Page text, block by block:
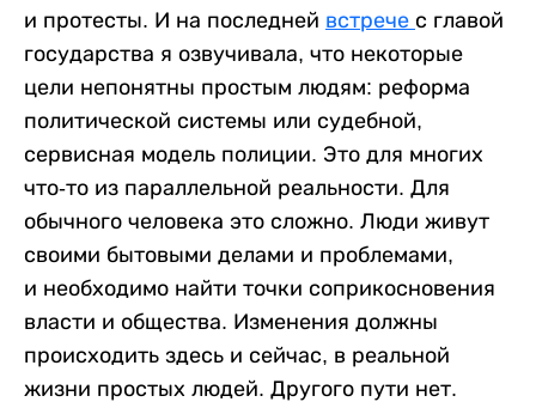
и протесты. И на последней встрече с главой
государства я озвучивала, что некоторые
цели непонятны простым людям: реформа
политической системы или судебной,
сервисная модель полиции. Это для многих
что-то из параллельной реальности. Для
обычного человека это сложно. Люди живут
своими бытовыми делами и проблемами,
и необходимо найти точки соприкосновения
власти и общества. Изменения должны
происходить здесь и сейчас, в реальной
жизни простых людей. Другого пути нет.